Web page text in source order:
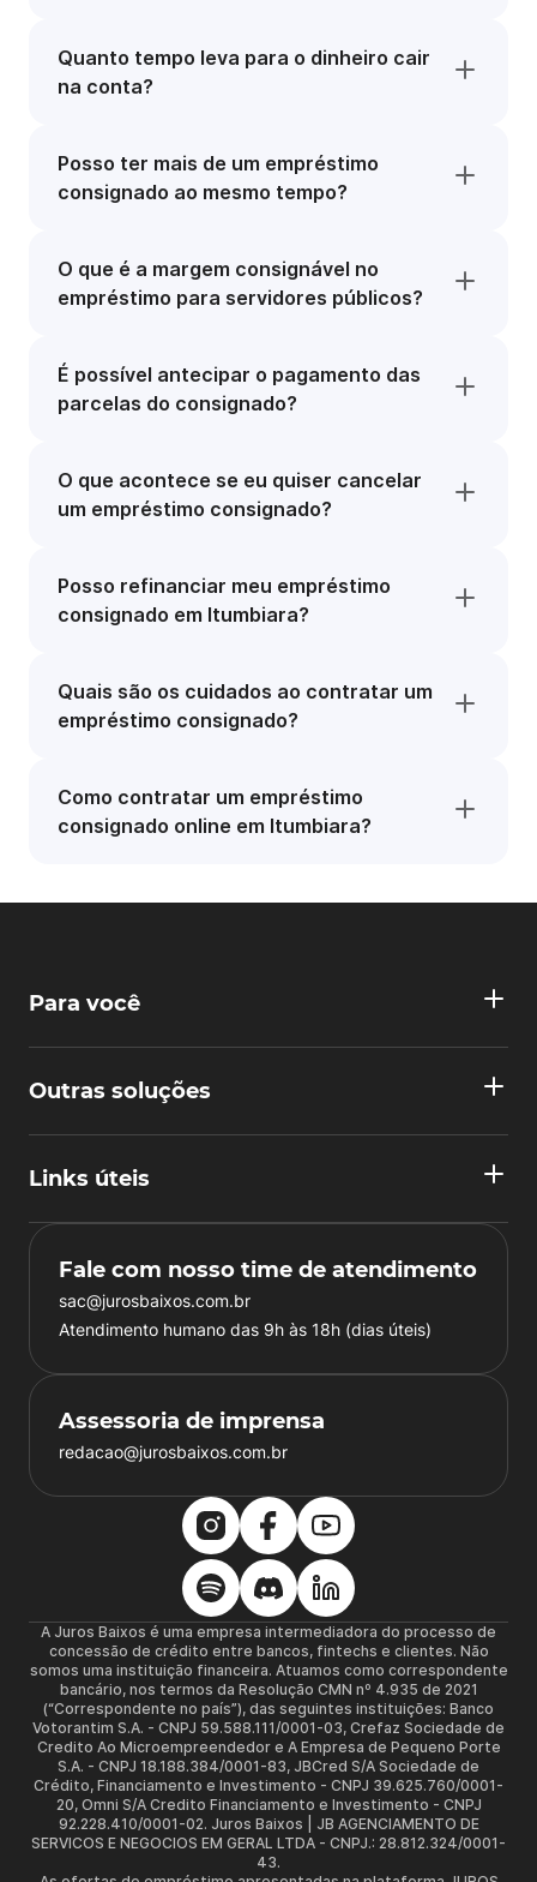
Quanto tempo leva para o dinheiro cair
na conta?
Posso ter mais de um empréstimo
consignado ao mesmo tempo?
O que é a margem consignável no
empréstimo para servidores públicos?
É possível antecipar o pagamento das
parcelas do consignado?
O que acontece se eu quiser cancelar
um empréstimo consignado?
Posso refinanciar meu empréstimo
consignado em Itumbiara?
Quais são os cuidados ao contratar um
empréstimo consignado?
Como contratar um empréstimo
consignado online em Itumbiara?
Para você
Outras soluções
Links úteis
Fale com nosso time de atendimento
sac@jurosbaixos.com.br
Atendimento humano das 9h às 18h (dias úteis)
Assessoria de imprensa
redacao@jurosbaixos.com.br
A Juros Baixos é uma empresa intermediadora do processo de
concessão de crédito entre bancos, fintechs e clientes. Não
somos uma instituição financeira. Atuamos como correspondente
bancário, nos termos da Resolução CMN nº 4.935 de 2021
(“Correspondente no país”), das seguintes instituições: Banco
Votorantim S.A. - CNPJ 59.588.111/0001-03, Crefaz Sociedade de
Credito Ao Microempreendedor e A Empresa de Pequeno Porte
S.A. - CNPJ 18.188.384/0001-83, JBCred S/A Sociedade de
Crédito, Financiamento e Investimento - CNPJ 39.625.760/0001-
20, Omni S/A Credito Financiamento e Investimento - CNPJ
92.228.410/0001-02. Juros Baixos | JB AGENCIAMENTO DE
SERVICOS E NEGOCIOS EM GERAL LTDA - CNPJ.: 28.812.324/0001-
43.